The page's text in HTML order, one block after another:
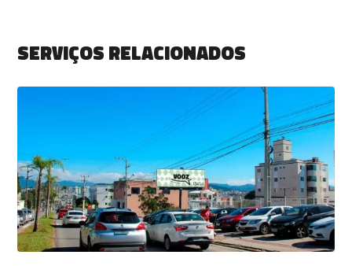
Serviços relacionados